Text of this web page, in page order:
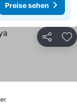
Preise sehen
Teilen
Preise sehen